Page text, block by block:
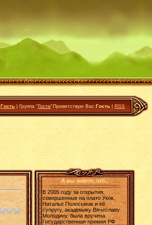
Гость | Группа "Гости"Приветствую Вас Гость | RSS
А вы знаете, что..
В 2005 году за открытия,
совершенные на плато Укок,
Наталье Полосьмак и её
супругу, академику Вячеславу
Молодину, была вручена
Государственная премия РФ